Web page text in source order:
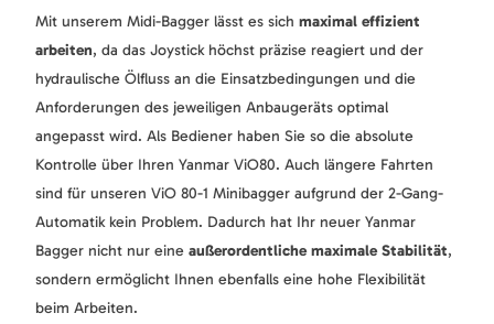
Mit unserem Midi-Bagger lässt es sich maximal effizient
arbeiten, da das Joystick höchst präzise reagiert und der
hydraulische Ölfluss an die Einsatzbedingungen und die
Anforderungen des jeweiligen Anbaugeräts optimal
angepasst wird. Als Bediener haben Sie so die absolute
Kontrolle über Ihren Yanmar ViO80. Auch längere Fahrten
sind für unseren ViO 80-1 Minibagger aufgrund der 2-Gang-
Automatik kein Problem. Dadurch hat Ihr neuer Yanmar
Bagger nicht nur eine außerordentliche maximale Stabilität,
sondern ermöglicht Ihnen ebenfalls eine hohe Flexibilität
beim Arbeiten.